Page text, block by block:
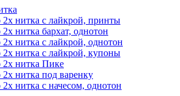
2х нитка с лайкрой, принты
2х нитка бархат, однотон
2х нитка с лайкрой, однотон
2х нитка с лайкрой, купоны
2х нитка Пике
2х нитка под варенку
2х нитка с начесом, однотон